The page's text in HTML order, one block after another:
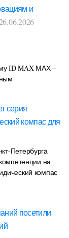
и
ID MAX МАХ –
серия
компас для
Петербурга
на
компас
посетили